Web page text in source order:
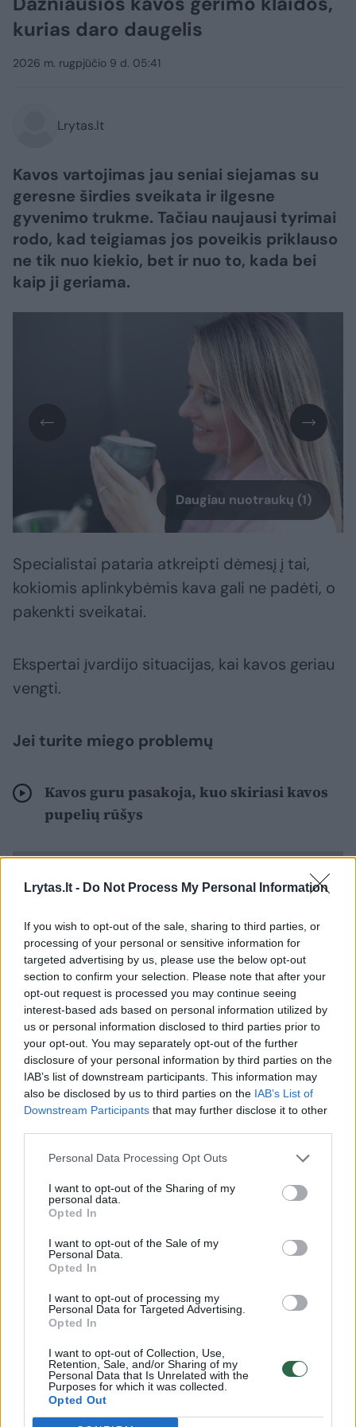
Lrytas.lt - Do Not Process My Personal Information
If you wish to opt-out of the sale, sharing to third parties, or
processing of your personal or sensitive information for
targeted advertising by us, please use the below opt-out
section to confirm your selection. Please note that after your
opt-out request is processed you may continue seeing
interest-based ads based on personal information utilized by
us or personal information disclosed to third parties prior to
your opt-out. You may separately opt-out of the further
disclosure of your personal information by third parties on the
IAB’s list of downstream participants. This information may
also be disclosed by us to third parties on the IAB’s List of
Downstream Participants that may further disclose it to other
Personal Data Processing Opt Outs
I want to opt-out of the Sharing of my
personal data.
Opted In
I want to opt-out of the Sale of my
Personal Data.
Opted In
I want to opt-out of processing my
Personal Data for Targeted Advertising.
Opted In
I want to opt-out of Collection, Use,
Retention, Sale, and/or Sharing of my
Personal Data that Is Unrelated with the
Purposes for which it was collected.
Opted Out
kurias daro daugelis
2026 m. rugpjūčio 9 d. 05:41
Lrytas.lt
Kavos vartojimas jau seniai siejamas su
geresne širdies sveikata ir ilgesne
gyvenimo trukme. Tačiau naujausi tyrimai
rodo, kad teigiamas jos poveikis priklauso
ne tik nuo kiekio, bet ir nuo to, kada bei
kaip ji geriama.
Daugiau nuotraukų (1)
Specialistai pataria atkreipti dėmesį į tai,
kokiomis aplinkybėmis kava gali ne padėti, o
pakenkti sveikatai.
Ekspertai įvardijo situacijas, kai kavos geriau
vengti.
Jei turite miego problemų
Kavos guru pasakoja, kuo skiriasi kavos
pupelių rūšys
Jei sunkiai užmiegate, dažnai prabundate
naktį arba rytais vis dar jaučiatės pavargę,
įpročius.
Vienas iš sprendimų – kavą gerti tik pirmoje
rekomenduoja apsiriboti jos vartojimu iki
vidurdienio.
Jei jau išgėrėte du puodelius
Per didelis kavos kiekis gali neigiamai
paveikti organizmą.